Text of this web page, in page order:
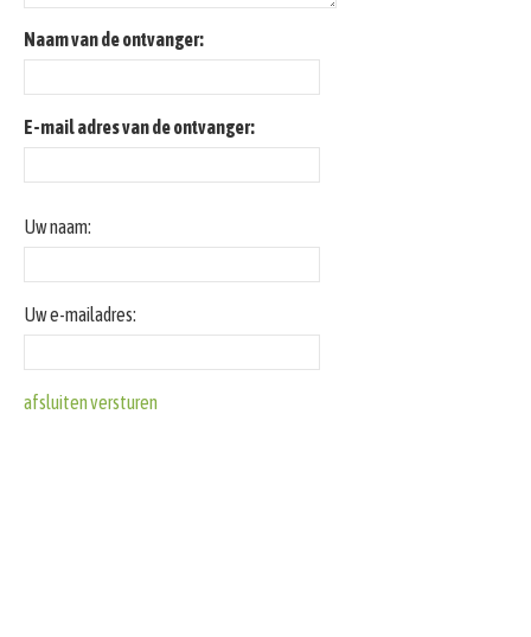
Naam van de ontvanger:
E-mail adres van de ontvanger:
Uw naam:
Uw e-mailadres:
afsluitenversturen